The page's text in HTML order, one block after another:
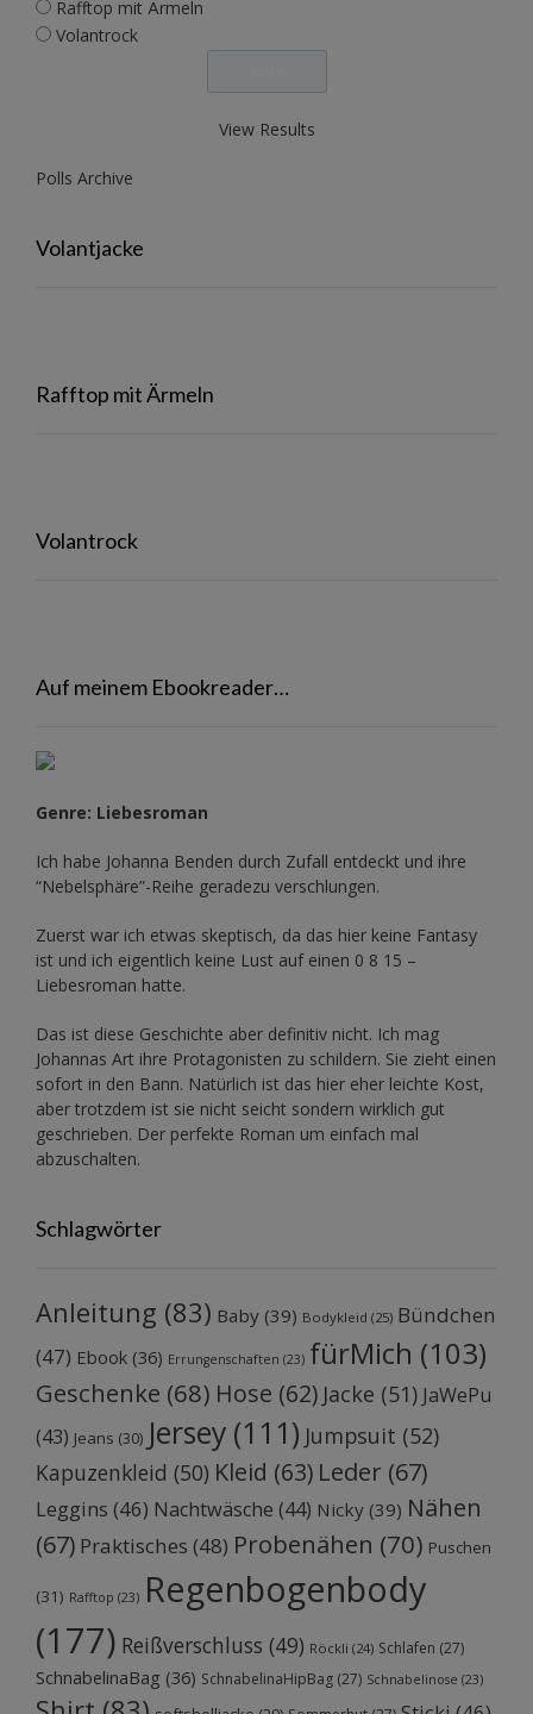
Rafftop mit Ärmeln
Volantrock
View Results
Polls Archive
Volantjacke
Rafftop mit Ärmeln
Volantrock
Auf meinem Ebookreader…
Genre: Liebesroman
Ich habe Johanna Benden durch Zufall entdeckt und ihre
“Nebelsphäre”-Reihe geradezu verschlungen.
Zuerst war ich etwas skeptisch, da das hier keine Fantasy
ist und ich eigentlich keine Lust auf einen 0 8 15 –
Liebesroman hatte.
Das ist diese Geschichte aber definitiv nicht. Ich mag
Johannas Art ihre Protagonisten zu schildern. Sie zieht einen
sofort in den Bann. Natürlich ist das hier eher leichte Kost,
aber trotzdem ist sie nicht seicht sondern wirklich gut
geschrieben. Der perfekte Roman um einfach mal
abzuschalten.
Schlagwörter
Anleitung (83) Baby (39) Bodykleid (25) Bündchen
(47) Ebook (36) Errungenschaften (23) fürMich (103)
Geschenke (68) Hose (62) Jacke (51) JaWePu
(43) Jeans (30) Jersey (111) Jumpsuit (52)
Kapuzenkleid (50) Kleid (63) Leder (67)
Leggins (46) Nachtwäsche (44) Nicky (39) Nähen
(67) Praktisches (48) Probenähen (70) Puschen
(31) Rafftop (23) Regenbogenbody
(177) Reißverschluss (49) Röckli (24) Schlafen (27)
SchnabelinaBag (36) SchnabelinaHipBag (27) Schnabelinose (23)